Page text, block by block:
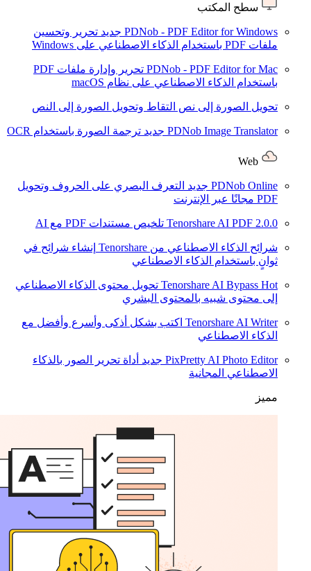
سطح المكتب
PDNob - PDF Editor for Windows جديد تحرير وتحسين
ملفات PDF باستخدام الذكاء الاصطناعي على Windows
PDNob - PDF Editor for Mac
تحرير وإدارة ملفات PDF
باستخدام الذكاء الاصطناعي على نظام macOS
تحويل الصورة إلى نص التقاط وتحويل الصورة إلى النص
PDNob Image Translator جديد ترجمة الصورة باستخدام OCR
PDNob Online جديد التعرف البصري على الحروف وتحويل
PDF مجانًا عبر الإنترنت
Tenorshare AI PDF 2.0.0 تلخيص مستندات PDF مع AI
شرائح الذكاء الاصطناعي من Tenorshare
إنشاء شرائح في
ثوانٍ باستخدام الذكاء الاصطناعي
Tenorshare AI Bypass Hot
تحويل محتوى الذكاء الاصطناعي
إلى محتوى شبيه بالمحتوى البشري
Tenorshare AI Writer اكتب بشكل أذكى وأسرع وأفضل مع
الذكاء الاصطناعي
PixPretty AI Photo Editor جديد أداة تحرير الصور بالذكاء
الاصطناعي المجانية
مميز